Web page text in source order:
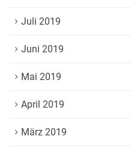
Juli 2019
Juni 2019
Mai 2019
April 2019
März 2019